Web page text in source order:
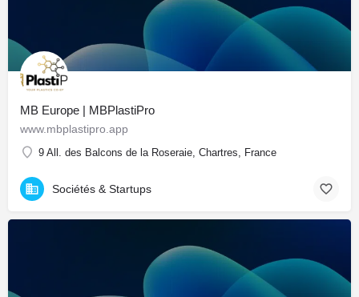
MB Europe | MBPlastiPro
www.mbplastipro.app
9 All. des Balcons de la Roseraie, Chartres, France
Sociétés & Startups